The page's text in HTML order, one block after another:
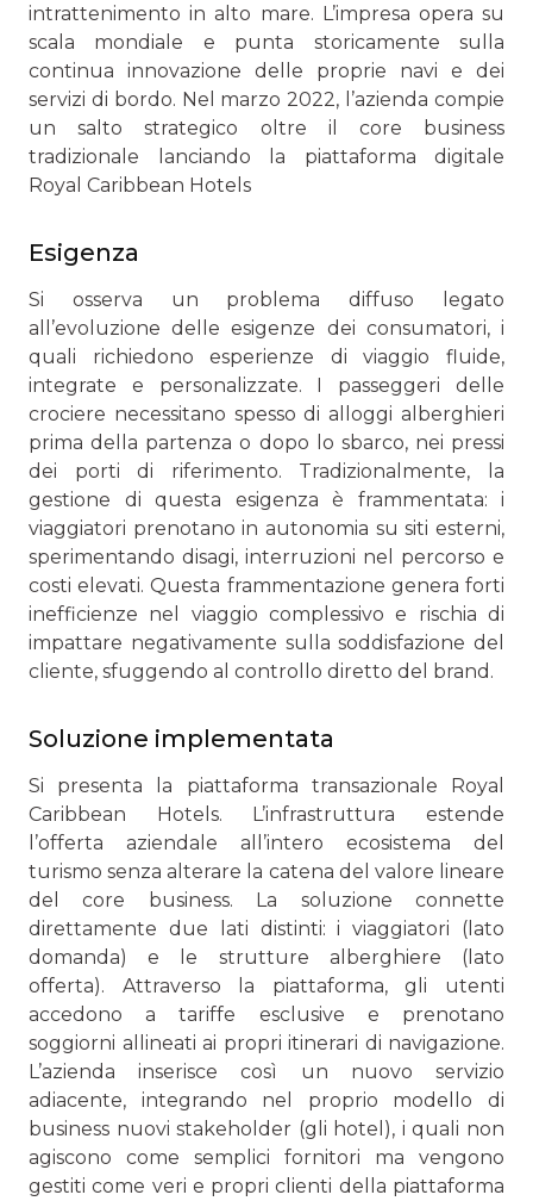
intrattenimento in alto mare. L’impresa opera su
scala mondiale e punta storicamente sulla
continua innovazione delle proprie navi e dei
servizi di bordo. Nel marzo 2022, l’azienda compie
un salto strategico oltre il core business
tradizionale lanciando la piattaforma digitale
Royal Caribbean Hotels
Esigenza
Si osserva un problema diffuso legato
all’evoluzione delle esigenze dei consumatori, i
quali richiedono esperienze di viaggio fluide,
integrate e personalizzate. I passeggeri delle
crociere necessitano spesso di alloggi alberghieri
prima della partenza o dopo lo sbarco, nei pressi
dei porti di riferimento. Tradizionalmente, la
gestione di questa esigenza è frammentata: i
viaggiatori prenotano in autonomia su siti esterni,
sperimentando disagi, interruzioni nel percorso e
costi elevati. Questa frammentazione genera forti
inefficienze nel viaggio complessivo e rischia di
impattare negativamente sulla soddisfazione del
cliente, sfuggendo al controllo diretto del brand.
Soluzione implementata
Si presenta la piattaforma transazionale Royal
Caribbean Hotels. L’infrastruttura estende
l’offerta aziendale all’intero ecosistema del
turismo senza alterare la catena del valore lineare
del core business. La soluzione connette
direttamente due lati distinti: i viaggiatori (lato
domanda) e le strutture alberghiere (lato
offerta). Attraverso la piattaforma, gli utenti
accedono a tariffe esclusive e prenotano
soggiorni allineati ai propri itinerari di navigazione.
L’azienda inserisce così un nuovo servizio
adiacente, integrando nel proprio modello di
business nuovi stakeholder (gli hotel), i quali non
agiscono come semplici fornitori ma vengono
gestiti come veri e propri clienti della piattaforma